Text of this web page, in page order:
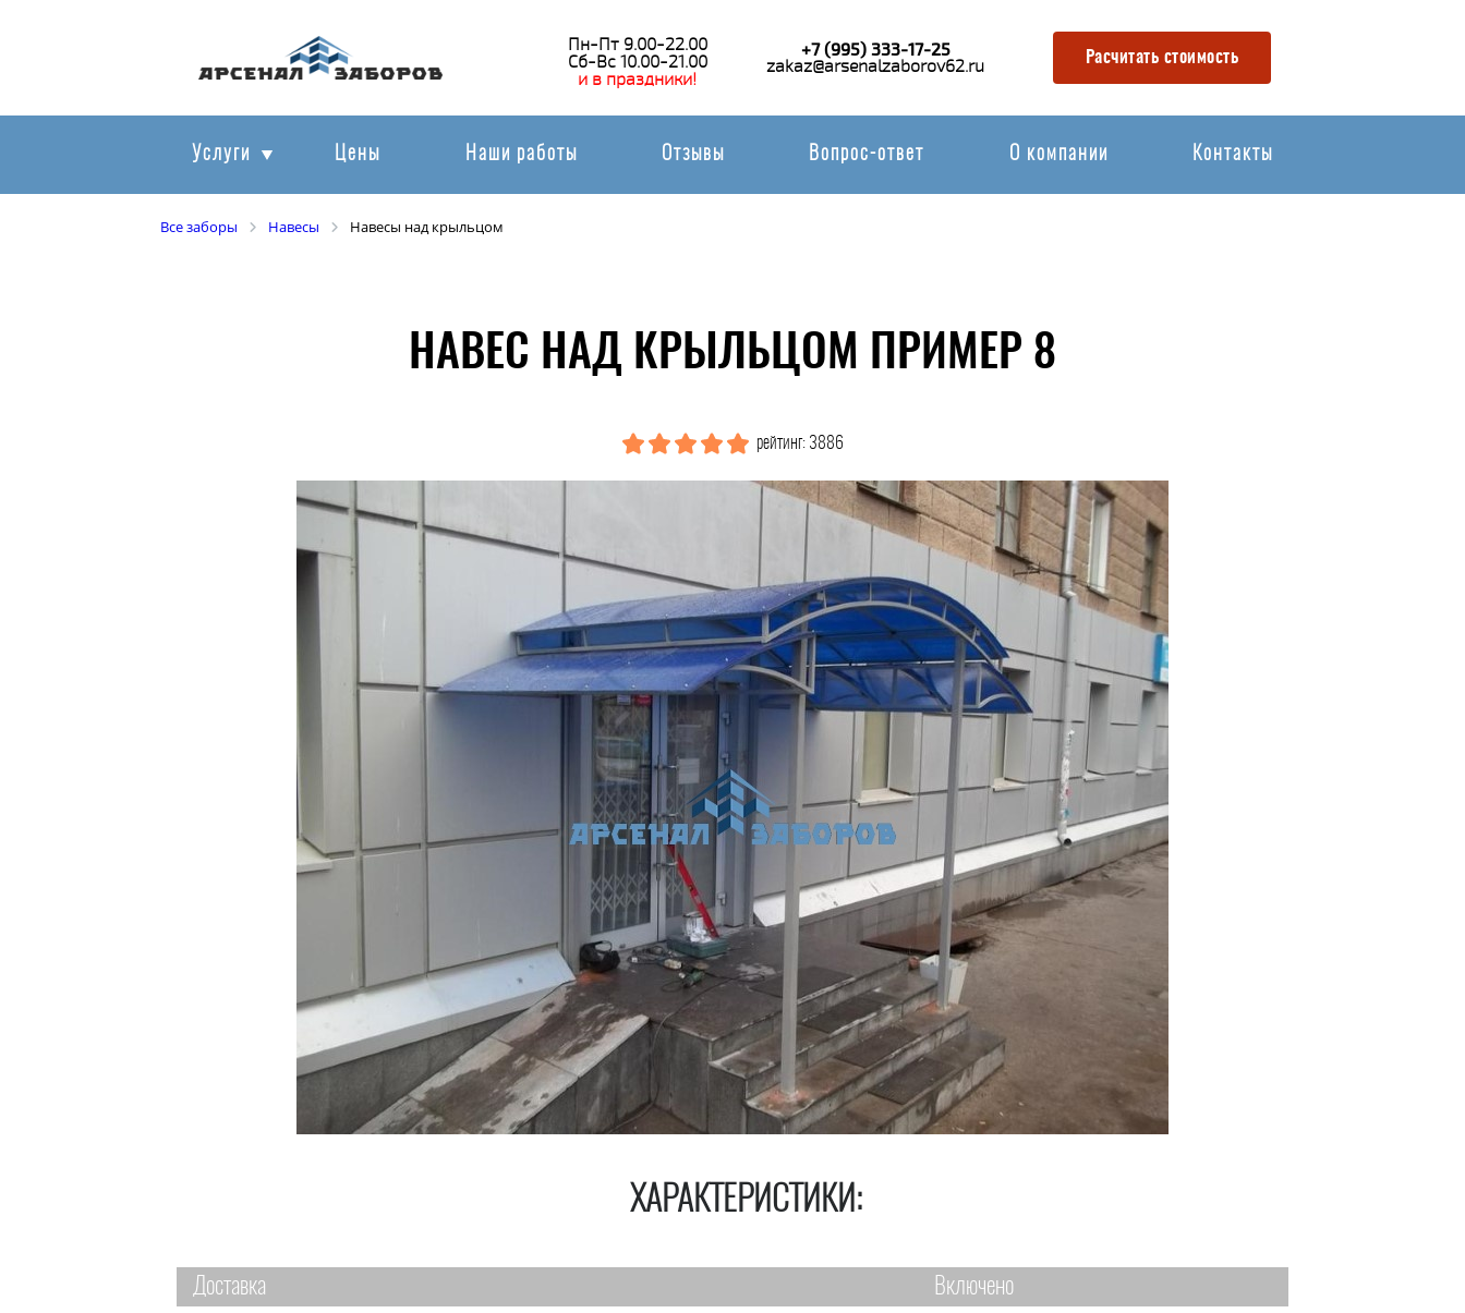
Пн-Пт 9.00-22.00
Сб-Вс 10.00-21.00
и в праздники!
+7 (995) 333-17-25
zakaz@arsenalzaborov62.ru Расчитать стоимость
Услуги Цены Наши работы Отзывы Вопрос-ответ О компании Контакты
Все заборы Навесы Навесы над крыльцом
НАВЕС НАД КРЫЛЬЦОМ ПРИМЕР 8
рейтинг: 3886
ХАРАКТЕРИСТИКИ:
Доставка
Включено